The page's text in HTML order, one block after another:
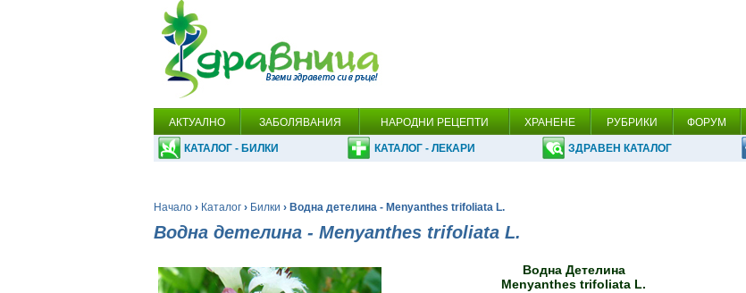
АКТУАЛНО ЗАБОЛЯВАНИЯ НАРОДНИ РЕЦЕПТИ ХРАНЕНЕ РУБРИКИ ФОРУМ
КАТАЛОГ - БИЛКИ КАТАЛОГ - ЛЕКАРИ ЗДРАВЕН КАТАЛОГ
Начало › Каталог › Билки › Водна детелина - Menyanthes trifoliata L.
Водна детелина - Menyanthes trifoliata L.
Водна Детелина
Menyanthes trifoliata L.